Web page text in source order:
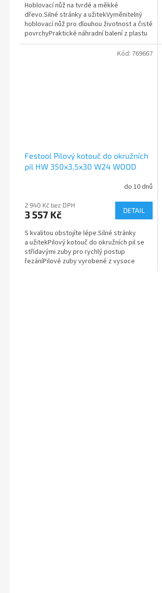
Hoblovací nůž na tvrdé a měkké
dřevo.Silné stránky a užitekVyměnitelný
hoblovací nůž pro dlouhou životnost a čisté
povrchyPraktické náhradní balení z plastu
chrání nože a...
Festool Pilový kotouč do okružních
pil HW 350x3,5x30 W24 WOOD
do 10 dnů
2 940 Kč bez DPH
3 557 Kč DETAIL
S kvalitou obstojíte lépe.Silné stránky
a užitekPilový kotouč do okružních pil se
střídavými zuby pro rychlý postup
řezáníPilové zuby vyrobené z vysoce
Kód: 769667